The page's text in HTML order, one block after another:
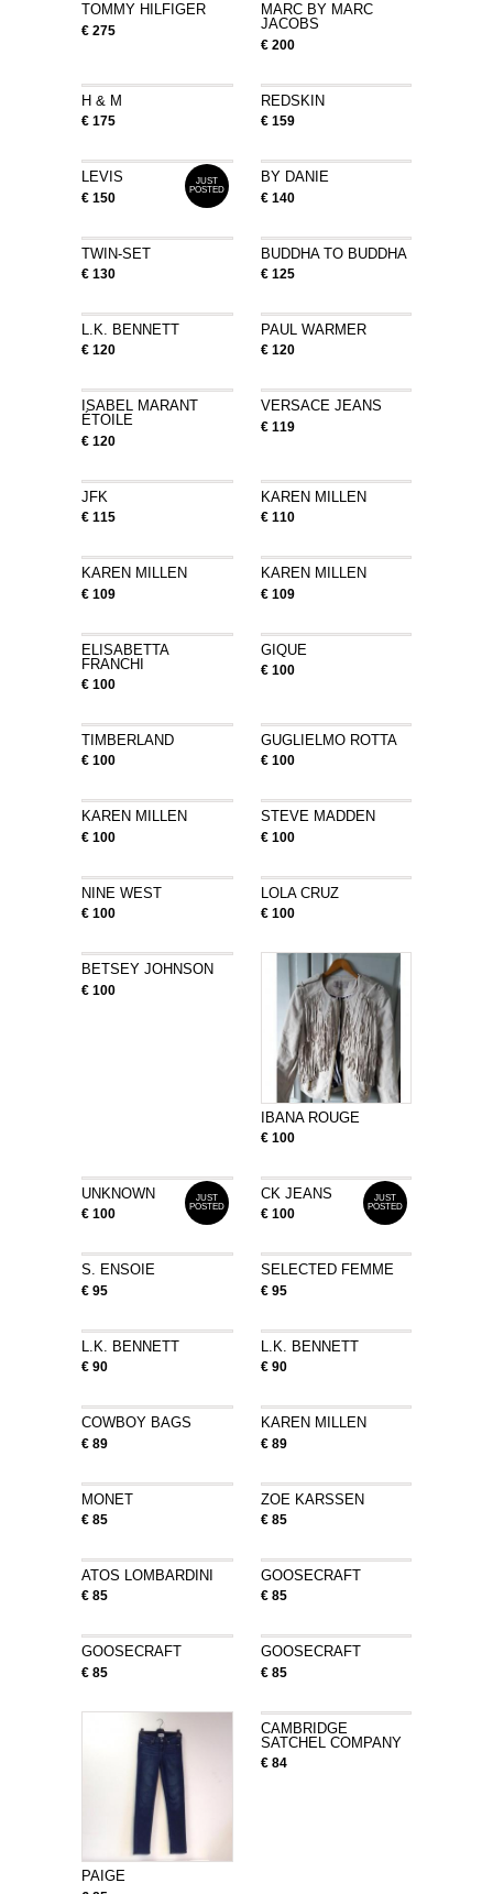
TOMMY HILFIGER
€ 275
MARC BY MARC
JACOBS
€ 200
H & M
€ 175
REDSKIN
€ 159
LEVIS
€ 150
JUST
POSTED
BY DANIE
€ 140
TWIN-SET
€ 130
BUDDHA TO BUDDHA
€ 125
L.K. BENNETT
€ 120
PAUL WARMER
€ 120
ISABEL MARANT
ÉTOILE
€ 120
VERSACE JEANS
€ 119
JFK
€ 115
KAREN MILLEN
€ 110
KAREN MILLEN
€ 109
KAREN MILLEN
€ 109
ELISABETTA
FRANCHI
€ 100
GIQUE
€ 100
TIMBERLAND
€ 100
GUGLIELMO ROTTA
€ 100
KAREN MILLEN
€ 100
STEVE MADDEN
€ 100
NINE WEST
€ 100
LOLA CRUZ
€ 100
BETSEY JOHNSON
€ 100
IBANA ROUGE
€ 100
UNKNOWN
€ 100
JUST
POSTED
CK JEANS
€ 100
JUST
POSTED
S. ENSOIE
€ 95
SELECTED FEMME
€ 95
L.K. BENNETT
€ 90
L.K. BENNETT
€ 90
COWBOY BAGS
€ 89
KAREN MILLEN
€ 89
MONET
€ 85
ZOE KARSSEN
€ 85
ATOS LOMBARDINI
€ 85
GOOSECRAFT
€ 85
GOOSECRAFT
€ 85
GOOSECRAFT
€ 85
PAIGE
CAMBRIDGE
SATCHEL COMPANY
€ 84